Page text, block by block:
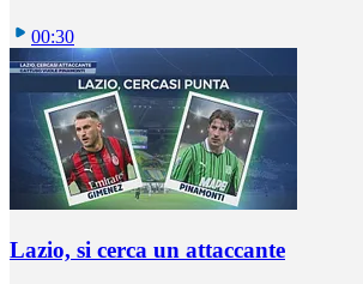
00:30
Lazio, si cerca un attaccante